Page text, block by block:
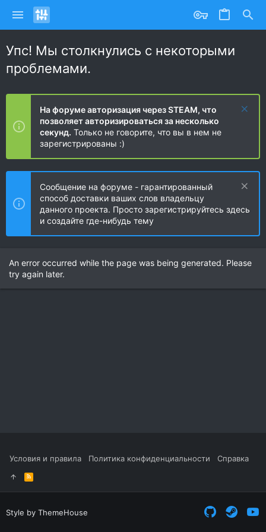
Упс! Мы столкнулись с некоторыми
проблемами.
На форуме авторизация через STEAM, что
позволяет авторизироваться за несколько
секунд. Только не говорите, что вы в нем не
зарегистрированы :)
Сообщение на форуме - гарантированный
способ доставки ваших слов владельцу
данного проекта. Просто зарегистрируйтесь здесь
и создайте где-нибудь тему
An error occurred while the page was being generated. Please
try again later.
Условия и правила Политика конфиденциальности Справка
R
S
S
Style by ThemeHouse